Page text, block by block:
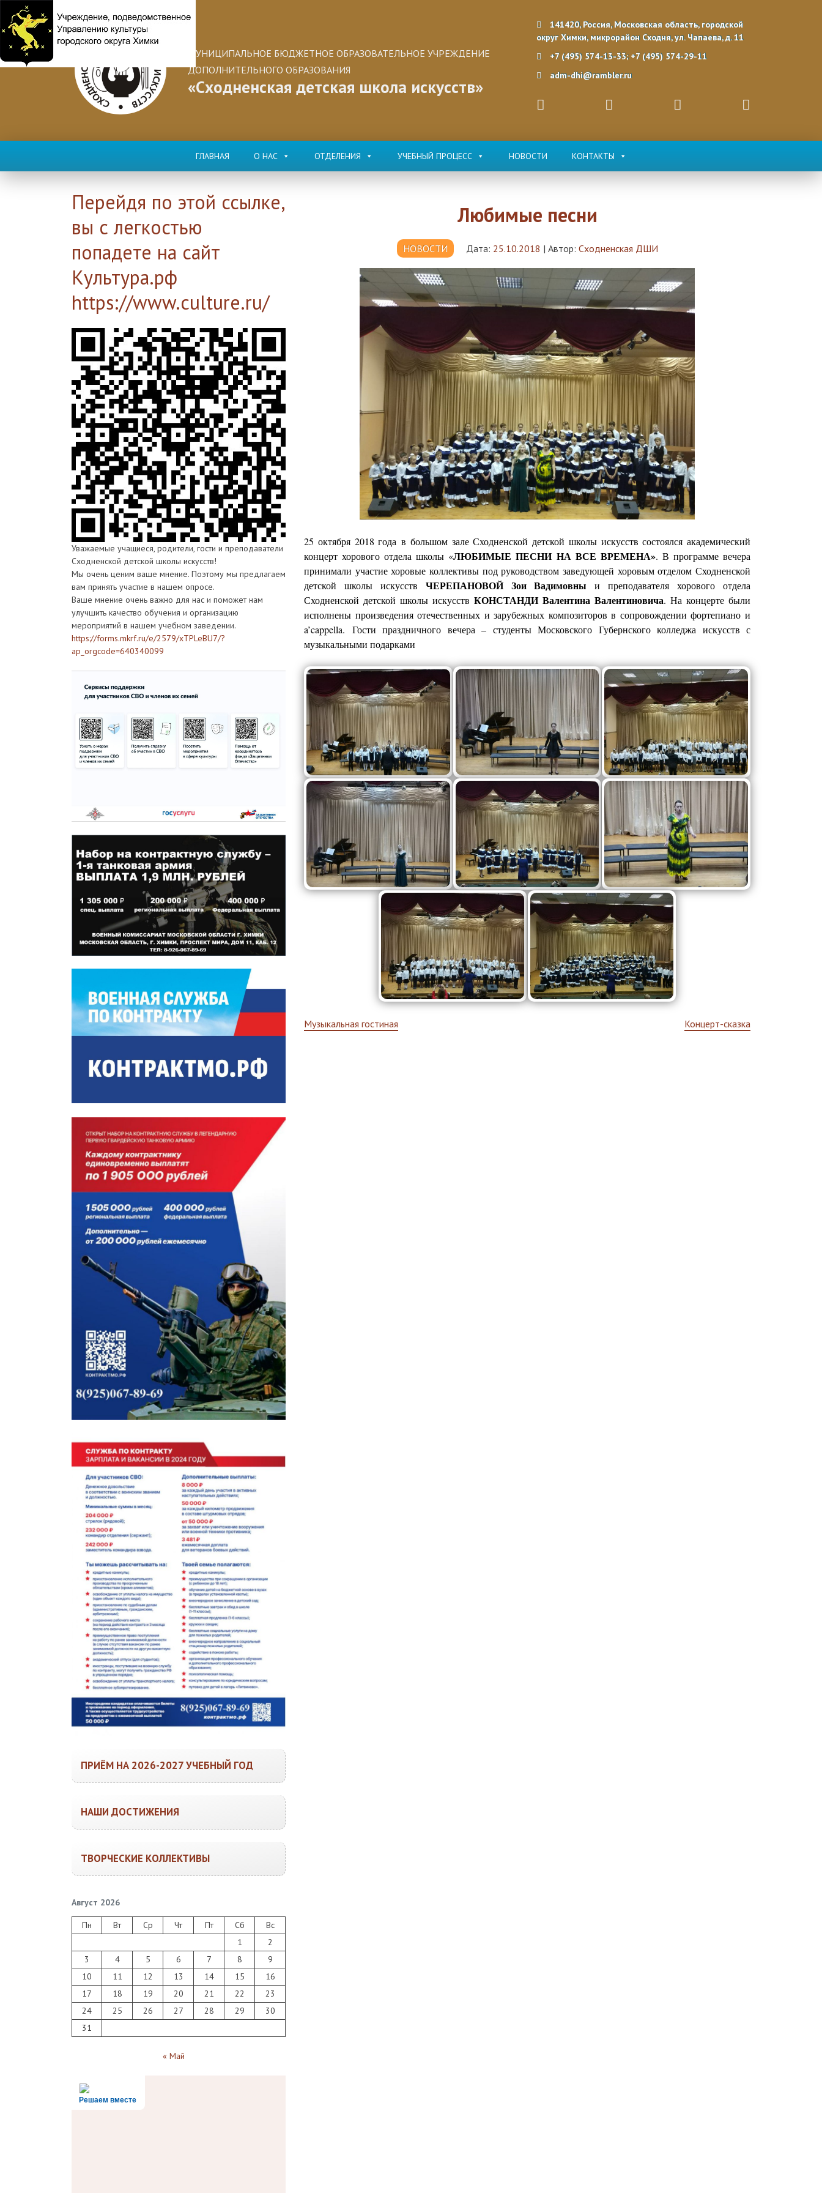
МУНИЦИПАЛЬНОЕ БЮДЖЕТНОЕ ОБРАЗОВАТЕЛЬНОЕ УЧРЕЖДЕНИЕ
ДОПОЛНИТЕЛЬНОГО ОБРАЗОВАНИЯ
«Сходненская детская школа искусств»
141420, Россия, Московская область, городской
округ Химки, микрорайон Сходня, ул. Чапаева, д. 11
+7 (495) 574-13-33; +7 (495) 574-29-11
adm-dhi@rambler.ru
ГЛАВНАЯ О НАС ОТДЕЛЕНИЯ УЧЕБНЫЙ ПРОЦЕСС НОВОСТИ КОНТАКТЫ
Любимые песни
НОВОСТИ Дата: 25.10.2018 | Автор: Сходненская ДШИ
25 октября 2018 года в большом зале Сходненской детской школы искусств состоялся академический
концерт хорового отдела школы «ЛЮБИМЫЕ ПЕСНИ НА ВСЕ ВРЕМЕНА». В программе вечера
принимали участие хоровые коллективы под руководством заведующей хоровым отделом Сходненской
детской школы искусств ЧЕРЕПАНОВОЙ Зои Вадимовны и преподавателя хорового отдела
Сходненской детской школы искусств КОНСТАНДИ Валентина Валентиновича. На концерте были
исполнены произведения отечественных и зарубежных композиторов в сопровождении фортепиано и
a’cappella. Гости праздничного вечера – студенты Московского Губернского колледжа искусств с
музыкальными подарками
Навигация
Музыкальная гостиная Концерт-сказка
Перейдя по этой ссылке,
вы с легкостью
попадете на сайт
Культура.рф
https://www.culture.ru/
Уважаемые учащиеся, родители, гости и преподаватели
Сходненской детской школы искусств!
Мы очень ценим ваше мнение. Поэтому мы предлагаем
вам принять участие в нашем опросе.
Ваше мнение очень важно для нас и поможет нам
улучшить качество обучения и организацию
мероприятий в нашем учебном заведении.
https://forms.mkrf.ru/e/2579/xTPLeBU7/?
ap_orgcode=640340099
ПРИЁМ НА 2026-2027 УЧЕБНЫЙ ГОД
НАШИ ДОСТИЖЕНИЯ
ТВОРЧЕСКИЕ КОЛЛЕКТИВЫ
Август 2026
Пн Вт Ср Чт Пт Сб
Вс
1
2
3
4 5 6 7 8
9
10
11 12 13 14 15
16
17
18 19 20 21 22
23
24
25 26 27 28 29
30
31
« Май
Решаем вместе